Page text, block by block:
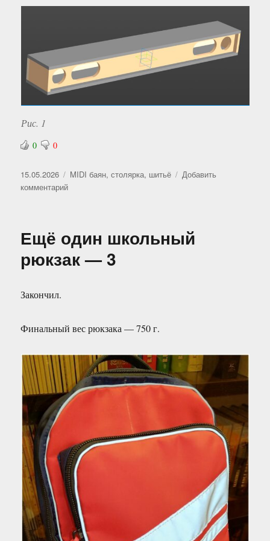
Рис. 1
0 0
Опубликовано
15.05.2026 Рубрики
MIDI баян,столярка, шитьё
Добавить
комментарийк
Ещё один школьный
рюкзак — 3
Закончил.
Финальный вес рюкзака — 750 г.